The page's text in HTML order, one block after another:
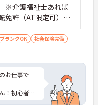
※介護福祉士あれば
免許（AT限定可）必
ブランクOK
社会保険完備
お仕事で
！初心者の